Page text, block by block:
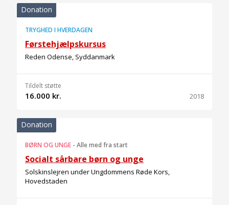
Donation
TRYGHED I HVERDAGEN
Førstehjælpskursus
Reden Odense, Syddanmark
Tildelt støtte
16.000 kr. 2018
Donation
BØRN OG UNGE - Alle med fra start
Socialt sårbare børn og unge
Solskinslejren under Ungdommens Røde Kors,
Hovedstaden